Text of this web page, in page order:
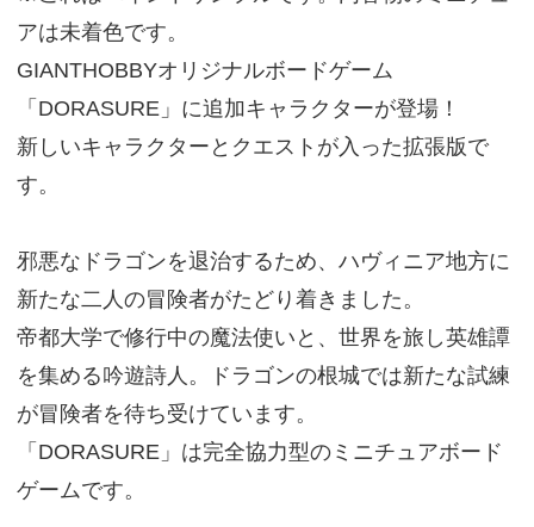
アは未着色です。
GIANTHOBBYオリジナルボードゲーム
「DORASURE」に追加キャラクターが登場！
新しいキャラクターとクエストが入った拡張版で
す。
邪悪なドラゴンを退治するため、ハヴィニア地方に
新たな二人の冒険者がたどり着きました。
帝都大学で修行中の魔法使いと、世界を旅し英雄譚
を集める吟遊詩人。ドラゴンの根城では新たな試練
が冒険者を待ち受けています。
「DORASURE」は完全協力型のミニチュアボード
ゲームです。